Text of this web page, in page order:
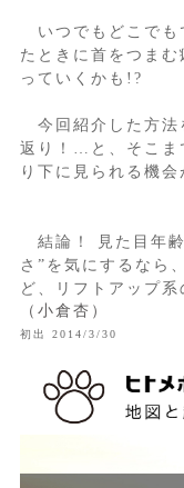
いつでもどこでも
たときに首をつま
っていくかも!?
今回紹介した方法
返り！…と、そこま
り下に見られる機会
結論！ 見た目年齢
さ”を気にするなら
ど、リフトアップ
（小倉杏）
初出 2014/3/30